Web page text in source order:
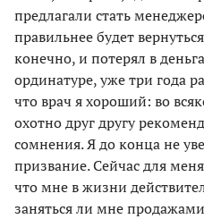
предлагали стать
правильнее будет
конечно, и потерял в
ординатуре, уже три года
что врач я хороший: во
охотно друг другу
сомнения. Я до конца не
призвание. Сейчас для
что мне в жизни
заняться ли мне